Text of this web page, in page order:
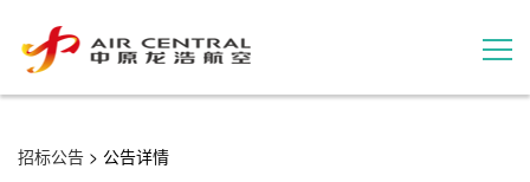
招标公告 > 公告详情